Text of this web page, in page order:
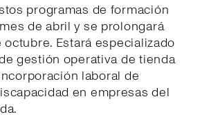
programas de formación
de abril y se prolongará
Estará especializado
gestión operativa de tienda
laboral de
en empresas del